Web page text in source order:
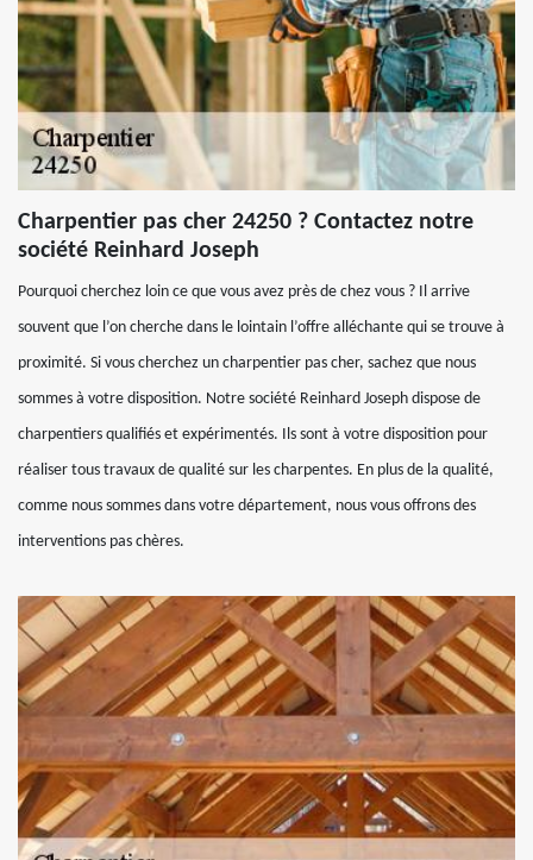
Charpentier pas cher 24250 ? Contactez notre
société Reinhard Joseph
Pourquoi cherchez loin ce que vous avez près de chez vous ? Il arrive
souvent que l’on cherche dans le lointain l’offre alléchante qui se trouve à
proximité. Si vous cherchez un charpentier pas cher, sachez que nous
sommes à votre disposition. Notre société Reinhard Joseph dispose de
charpentiers qualifiés et expérimentés. Ils sont à votre disposition pour
réaliser tous travaux de qualité sur les charpentes. En plus de la qualité,
comme nous sommes dans votre département, nous vous offrons des
interventions pas chères.